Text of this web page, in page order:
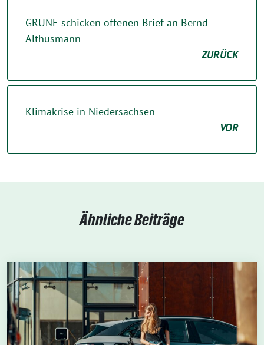
GRÜNE schicken offenen Brief an Bernd
Althusmann
ZURÜCK
Klimakrise in Niedersachsen
VOR
Ähnliche Beiträge